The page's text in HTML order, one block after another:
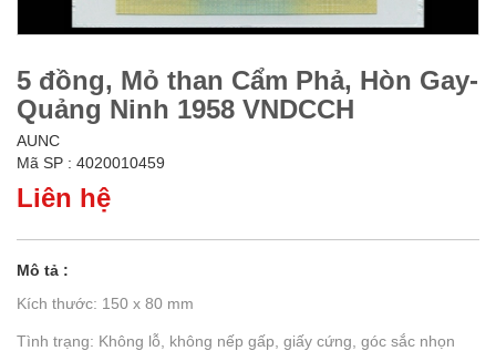
5 đồng, Mỏ than Cẩm Phả, Hòn Gay-
Quảng Ninh 1958 VNDCCH
AUNC
Mã SP : 4020010459
Liên hệ
Mô tả :
Kích thước: 150 x 80 mm
Tình trạng: Không lỗ, không nếp gấp, giấy cứng, góc sắc nhọn